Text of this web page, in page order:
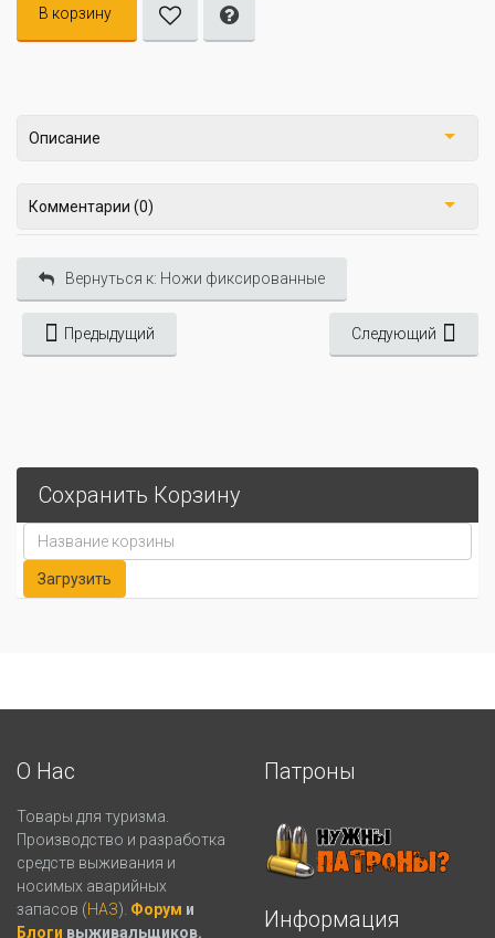
В корзину
Описание
Комментарии (0)
Вернуться к: Ножи фиксированные
Предыдущий Следующий
Сохранить Корзину
О Нас
Товары для туризма.
Производство и разработка
средств выживания и
носимых аварийных
запасов (НАЗ). Форум и
Блоги выживальщиков.
Патроны
Информация